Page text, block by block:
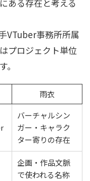
ある存在と考える
VTuber事務所所属
プロジェクト単位
雨衣
バーチャルシン
ガー・キャラク
ター寄りの存在
企画・作品文脈
で使われる名称